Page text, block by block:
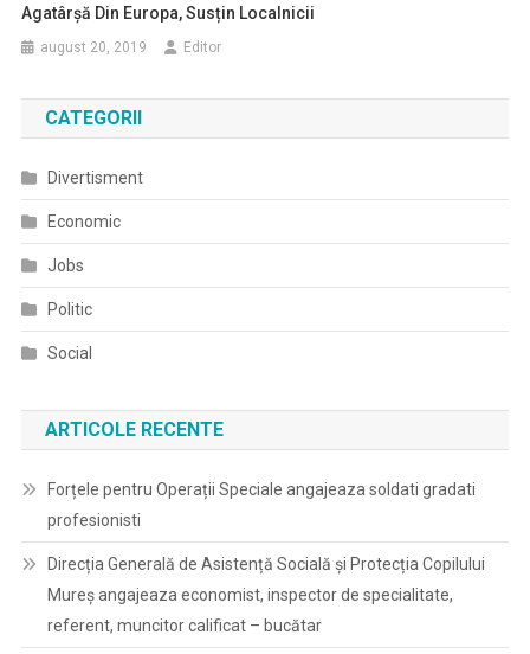
Agatârșă Din Europa, Susțin Localnicii
august 20, 2019 Editor
CATEGORII
Divertisment
Economic
Jobs
Politic
Social
ARTICOLE RECENTE
Forțele pentru Operații Speciale angajeaza soldati gradati
profesionisti
Direcția Generală de Asistență Socială și Protecția Copilului
Mureș angajeaza economist, inspector de specialitate,
referent, muncitor calificat – bucătar